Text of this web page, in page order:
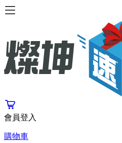
會員登入
購物車